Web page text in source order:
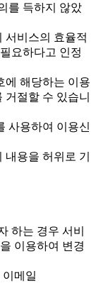
를 득하지 않았
서비스의 효율적
요하다고 인정
해당하는 이용
절할 수 있습니
사용하여 이용신
용을 허위로 기
하는 경우 서비
이용하여 변경
메일